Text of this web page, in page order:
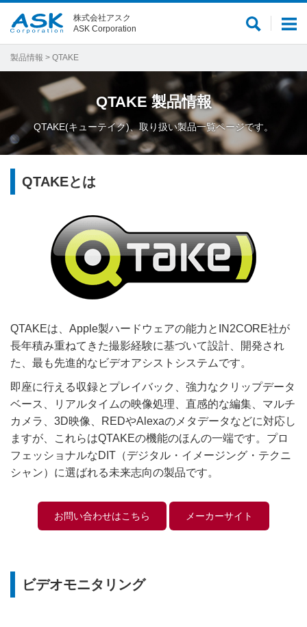
メ
ー
サ
内
索
株式会社アスク
ASK Corporation
製品情報 > QTAKE
QTAKE 製品情報
QTAKE(キューテイク)、取り扱い製品一覧ページです。
QTAKEとは
QTAKEは、Apple製ハードウェアの能力とIN2CORE社が
長年積み重ねてきた撮影経験に基づいて設計、開発され
た、最も先進的なビデオアシストシステムです。
即座に行える収録とプレイバック、強力なクリップデータ
ベース、リアルタイムの映像処理、直感的な編集、マルチ
カメラ、3D映像、REDやAlexaのメタデータなどに対応し
ますが、これらはQTAKEの機能のほんの一端です。プロ
フェッショナルなDIT（デジタル・イメージング・テクニ
シャン）に選ばれる未来志向の製品です。
お問い合わせはこちら メーカーサイト
ビデオモニタリング